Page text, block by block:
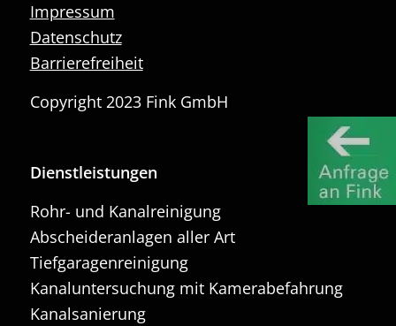
Impressum
Datenschutz
Barrierefreiheit
Copyright 2023 Fink GmbH
Dienstleistungen
Rohr- und Kanalreinigung
Abscheideranlagen aller Art
Tiefgaragenreinigung
Kanaluntersuchung mit Kamerabefahrung
Kanalsanierung